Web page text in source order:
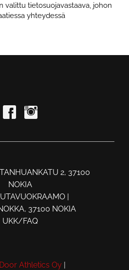
valittu tietosuojavastaava, johon
yhteydessä
2, 37100
NOKIA
|
37100 NOKIA
UKK/FAQ
Athletics Oy|